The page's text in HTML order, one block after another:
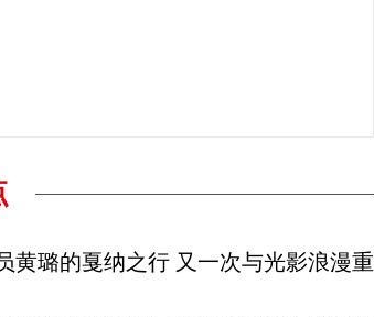
黄璐的戛纳之行 又一次与光影浪漫重